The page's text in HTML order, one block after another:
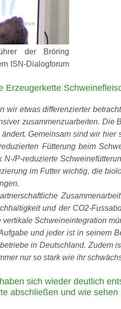
der Bröring
ISN-Dialogforum
Erzeugerkette
wir etwas differenzierter
zusammenzuarbeiten.
Gemeinsam sind wir
Fütterung beim
N-/P-reduzierte
im Futter wichtig, die
und der CO2-
Schweineintegration
und jeder ist in seinem
in Deutschland. Zudem
nur so stark wie ihr
sich wieder deutlich
abschließen und wie